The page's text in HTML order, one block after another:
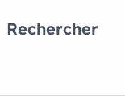
Rechercher